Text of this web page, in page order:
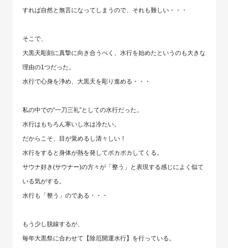
すれば自然と無言になってしまうので、それも難しい・・・
そこで、
大黒天彫刻に真摯に向き合うべく、水行を始めたというのも大きな
理由の1つだった。
水行で心身を浄め、大黒天を彫り進める・・・
私の中での“一刀三礼”としての水行だった。
水行はもちろん寒いし水は冷たい。
だからこそ、目が覚めるし清々しい！
水行をすると身体が熱を発してポカポカしてくる。
サウナ好き(サウナー)の方々が「整う」と表現する感じによく似て
いる気がする。
水行も「整う」のである・・・
もう少し脱線するが、
毎年大黒祭に合わせて【除厄開運水行】を行っている。